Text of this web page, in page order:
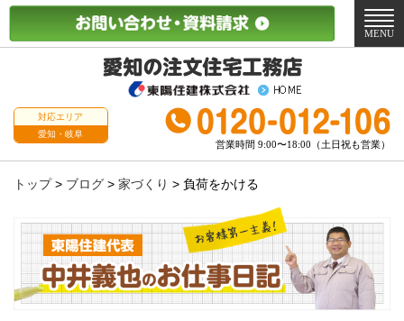
対応エリア
愛知・岐阜
営業時間 9:00〜18:00（土日祝も営業）
メ
ニ
MENU
トップ> ブログ > 家づくり > 負荷をかける